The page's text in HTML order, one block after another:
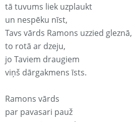
tā tuvums liek uzplaukt
un nespēku nīst,
Tavs vārds Ramons uzzied gleznā,
to rotā ar dzeju,
jo Taviem draugiem
viņš dārgakmens īsts.
Ramons vārds
par pavasari pauž